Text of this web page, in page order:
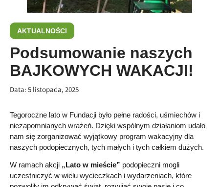
AKTUALNOŚCI
Podsumowanie naszych
BAJKOWYCH WAKACJI!
Data: 5 listopada, 2025
Tegoroczne lato w Fundacji było pełne radości, uśmiechów i
niezapomnianych wrażeń. Dzięki wspólnym działaniom udało
nam się zorganizować wyjątkowy program wakacyjny dla
naszych podopiecznych, tych małych i tych całkiem dużych.
W ramach akcji „Lato w mieście” podopieczni mogli
uczestniczyć w wielu wycieczkach i wydarzeniach, które